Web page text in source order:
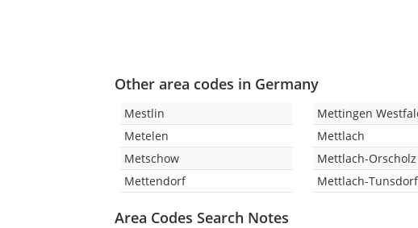
Other area codes in Germany
Mestlin
Metelen
Metschow
Mettendorf
Mettingen
Mettlach
Mettlach-Orscholz
Mettlach-Tunsdorf
Area Codes Search Notes